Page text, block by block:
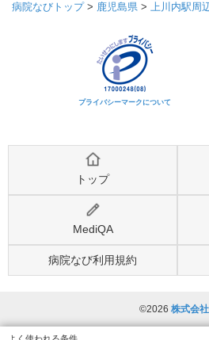
病院なびトップ> 鹿児島県 > 上川内駅周
プライバシーマークについて
トップ
MediQA
病院なび利用規約
©2026 株式会